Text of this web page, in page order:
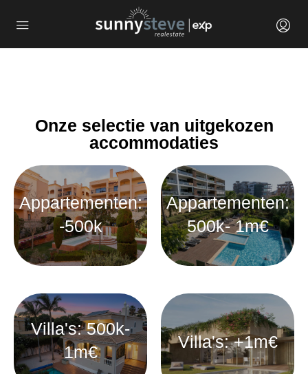
Onze selectie van uitgekozen
accommodaties
Appartementen:
-500k
Appartementen:
500k- 1m€
Villa's: 500k-
1m€
Villa's: +1m€